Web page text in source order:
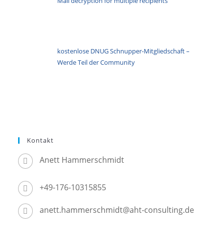
kostenlose DNUG Schnupper-Mitgliedschaft –
Werde Teil der Community
Kontakt
Anett Hammerschmidt
+49-176-10315855
anett.hammerschmidt@aht-consulting.de